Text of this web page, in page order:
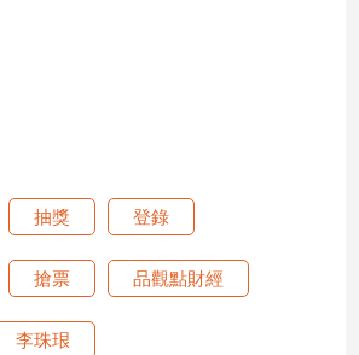
抽獎 登錄
搶票 品觀點財經
李珠珢